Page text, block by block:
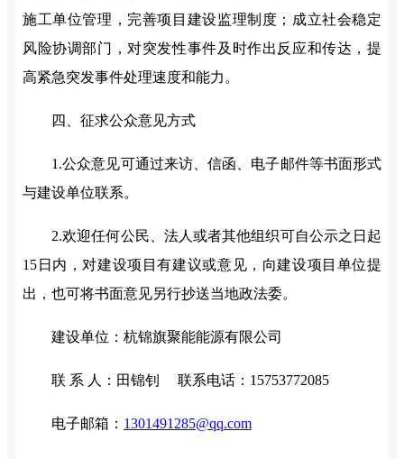
施工单位管理，完善项目建设监理制度；成立社会稳定
风险协调部门，对突发性事件及时作出反应和传达，提
高紧急突发事件处理速度和能力。
四、征求公众意见方式
1.公众意见可通过来访、信函、电子邮件等书面形式
与建设单位联系。
2.欢迎任何公民、法人或者其他组织可自公示之日起
15日内，对建设项目有建议或意见，向建设项目单位提
出，也可将书面意见另行抄送当地政法委。
建设单位：杭锦旗聚能能源有限公司
联 系 人：田锦钊 联系电话： 15753772085
电子邮箱： 1301491285@qq.com